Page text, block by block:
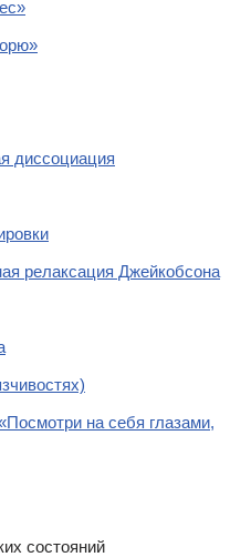
диссоциация
релаксация Джейкобсона
на себя глазами,
состояний